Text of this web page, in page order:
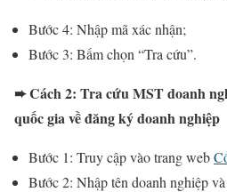
Bước 4: Nhập mã xác nhận;
Bước 3: Bấm chọn “Tra cứu”.
➨ Cách 2: Tra cứu MST doanh
quốc gia về đăng ký doanh nghiệp
Bước 1: Truy cập vào trang web
Bước 2: Nhập tên doanh nghiệp